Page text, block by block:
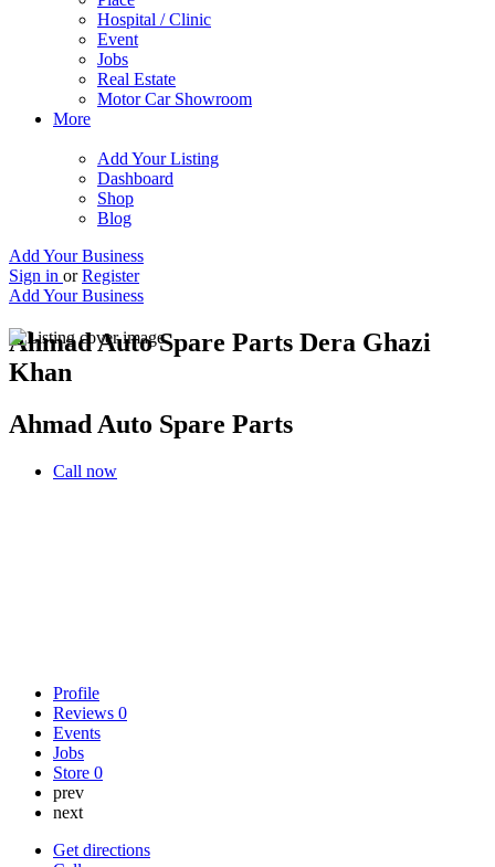
Hospital / Clinic
Event
Jobs
Real Estate
Motor Car Showroom
More
Add Your Listing
Dashboard
Shop
Blog
Add Your Business
Sign in or Register
Add Your Business
Ahmad Auto Spare Parts Dera Ghazi
Khan
Ahmad Auto Spare Parts
Call now
Profile
Reviews 0
Events
Jobs
Store 0
prev
next
Get directions